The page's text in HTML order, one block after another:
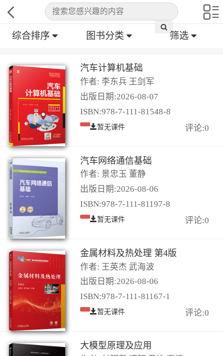
综合排序 图书分类 筛选
汽车计算机基础
作者: 李东兵 王剑军
出版日期:2026-08-07
ISBN:978-7-111-81548-8
暂无课件 评论:0
汽车网络通信基础
作者: 景忠玉 董静
出版日期:2026-08-06
ISBN:978-7-111-81197-8
暂无课件 评论:0
金属材料及热处理 第4版
作者: 王英杰 武海波
出版日期:2026-08-06
ISBN:978-7-111-81167-1
暂无课件 评论:0
大模型原理及应用